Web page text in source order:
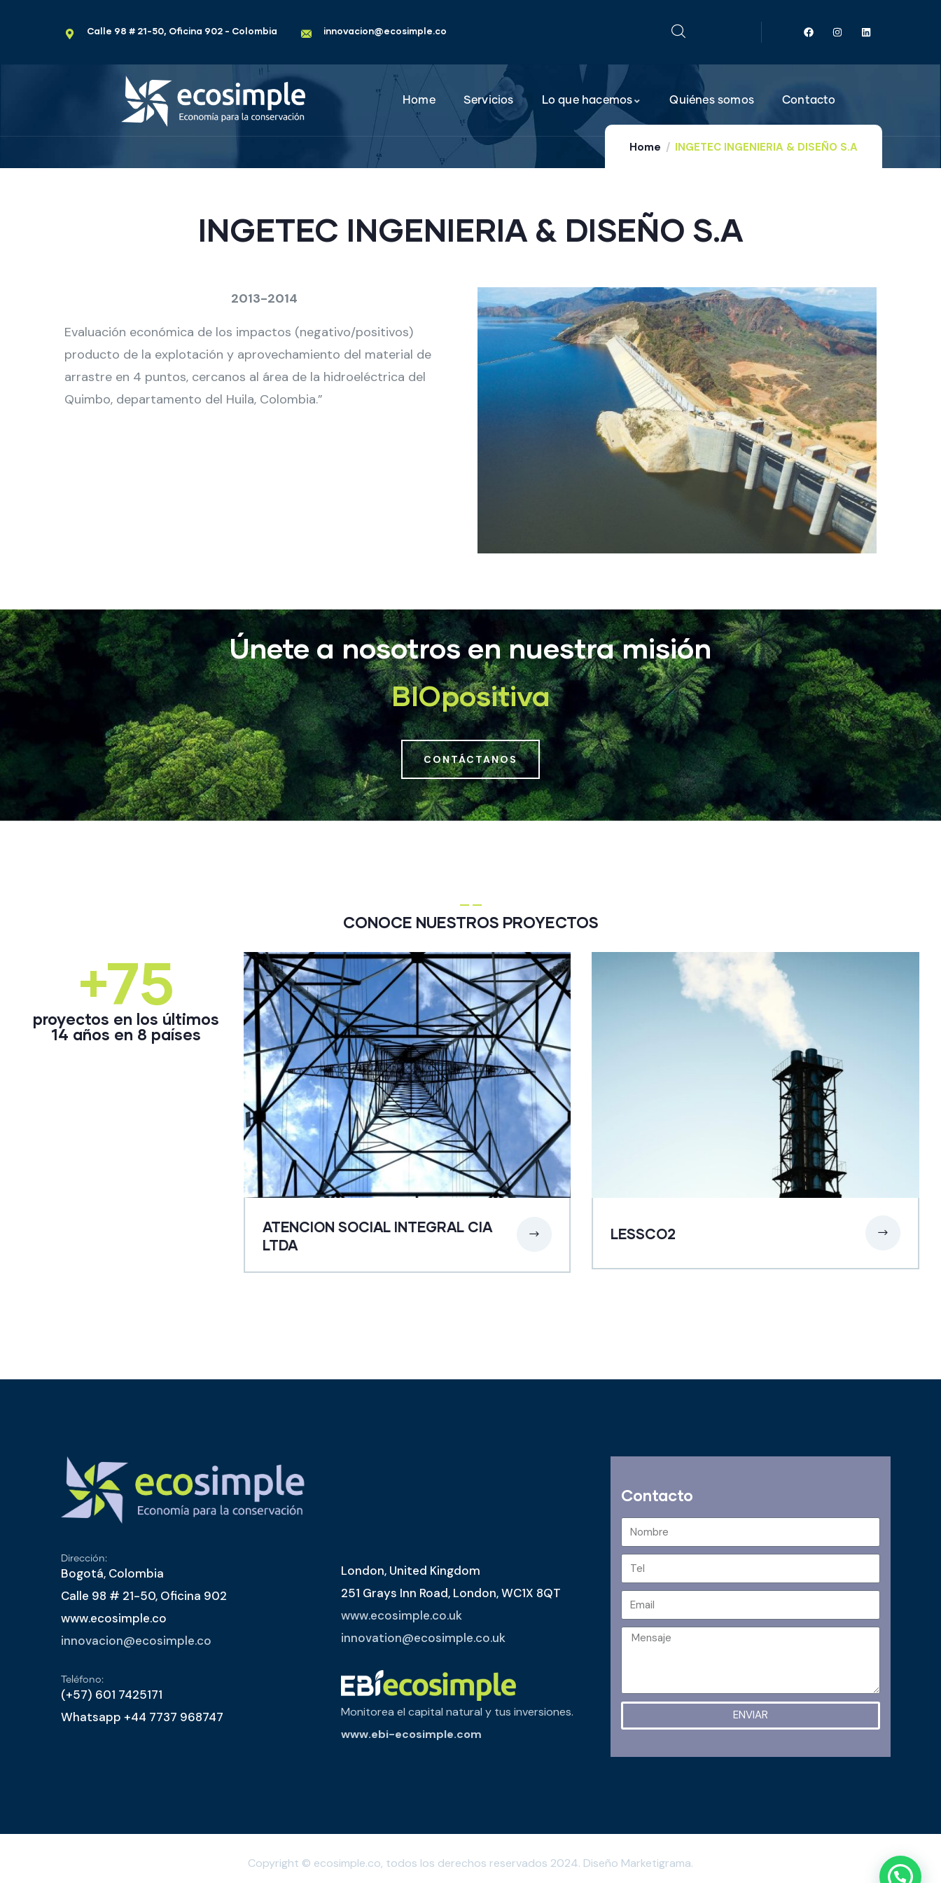
Calle 98 # 21-50, Oficina 902 - Colombia innovacion@ecosimple.co
Home Servicios Lo que hacemos Quiénes somos Contacto
Home INGETEC INGENIERIA & DISEÑO S.A
INGETEC INGENIERIA & DISEÑO S.A
2013-2014
Evaluación económica de los impactos (negativo/positivos)
producto de la explotación y aprovechamiento del material de
arrastre en 4 puntos, cercanos al área de la hidroeléctrica del
Quimbo, departamento del Huila, Colombia.”
Únete a nosotros en nuestra misión
BIOpositiva
CONTÁCTANOS
CONOCE NUESTROS PROYECTOS
+75
proyectos en los últimos
14 años en 8 países
ATENCION SOCIAL INTEGRAL CIA
LTDA
LESSCO2
Dirección:
Bogotá, Colombia
Calle 98 # 21-50, Oficina 902
www.ecosimple.co
innovacion@ecosimple.co
Teléfono:
(+57) 601 7425171
Whatsapp +44 7737 968747
London, United Kingdom
251 Grays Inn Road, London, WC1X 8QT
www.ecosimple.co.uk
innovation@ecosimple.co.uk
Monitorea el capital natural y tus inversiones.
www.ebi-ecosimple.com
Contacto
ENVIAR
Copyright © ecosimple.co, todos los derechos reservados 2024. Diseño Marketigrama.